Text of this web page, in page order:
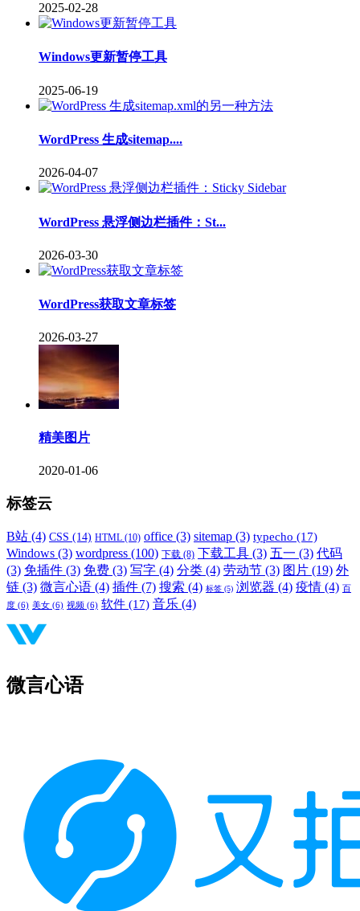
2025-02-28
Windows更新暂停工具
2025-06-19
WordPress 生成sitemap....
2026-04-07
WordPress 悬浮侧边栏插件：St...
2026-03-30
WordPress获取文章标签
2026-03-27
精美图片
2020-01-06
标签云
B站 (4) CSS (14) HTML (10) office (3) sitemap (3) typecho (17)
Windows (3) wordpress (100) 下载 (8) 下载工具 (3) 五一 (3) 代码
(3) 免插件 (3) 免费 (3) 写字 (4) 分类 (4) 劳动节 (3) 图片 (19) 外
链 (3) 微言心语 (4) 插件 (7) 搜索 (4) 标签 (5) 浏览器 (4) 疫情 (4) 百
度 (6) 美女 (6) 视频 (6) 软件 (17) 音乐 (4)
微言心语